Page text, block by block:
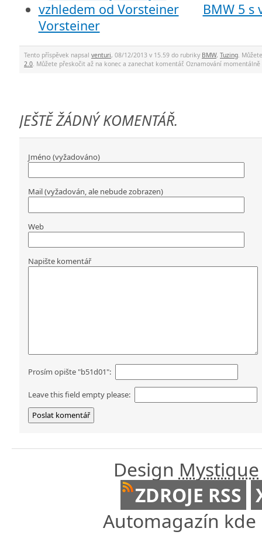
BMW 5 s
Vorsteiner
Tento příspěvek napsal venturi, 08/12/2013 v 15.59 do rubriky BMW, Tuzing.
2.0. Můžete přeskočit až na konec a zanechat komentář. Oznamování
JEŠTĚ ŽÁDNÝ KOMENTÁŘ.
Jméno (vyžadováno)
Mail (vyžadován, ale nebude zobrazen)
Web
Napište komentář
Prosím opište "b51d01":
Leave this field empty please:
Design Mystique
ZDROJE RSS
Automagazín